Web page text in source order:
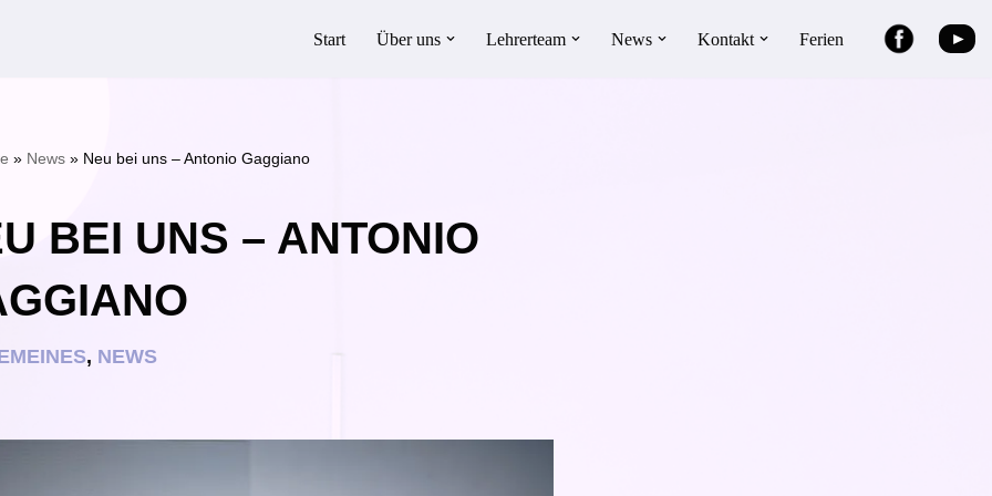
Start Über uns Lehrerteam News Kontakt Ferien ►
» News » Neu bei uns – Antonio Gaggiano
BEI UNS – ANTONIO
, NEWS